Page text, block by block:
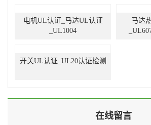
电机UL认证_马达UL认证
_UL1004
马达
开关UL认证_UL20认证检测
在线留言